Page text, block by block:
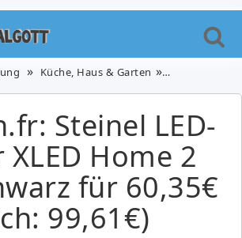
Küche, Haus & Garten Amazon.fr:
Steinel LED-
Home 2
für 60,35€
99,61€)